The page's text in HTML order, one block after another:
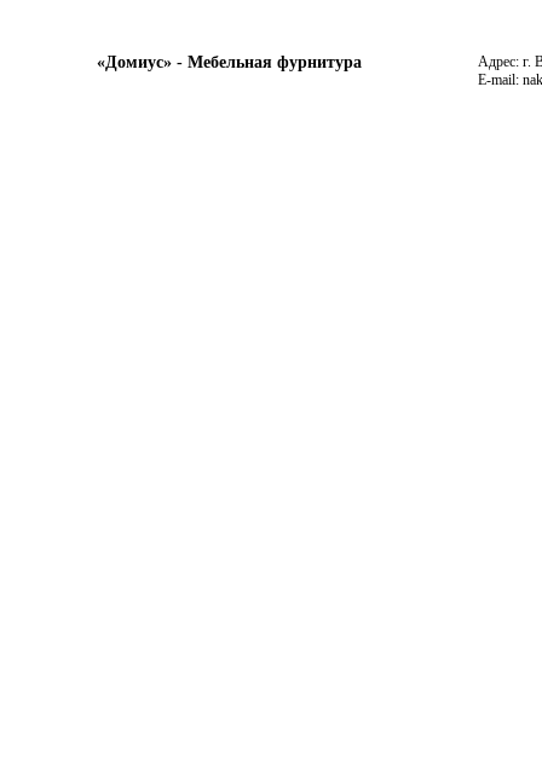
«Домиус» - Мебельная фурнитура
Адрес: г.
E-mail: